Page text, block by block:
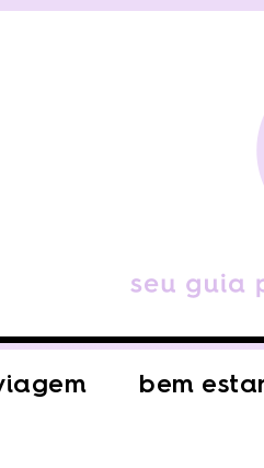
bem